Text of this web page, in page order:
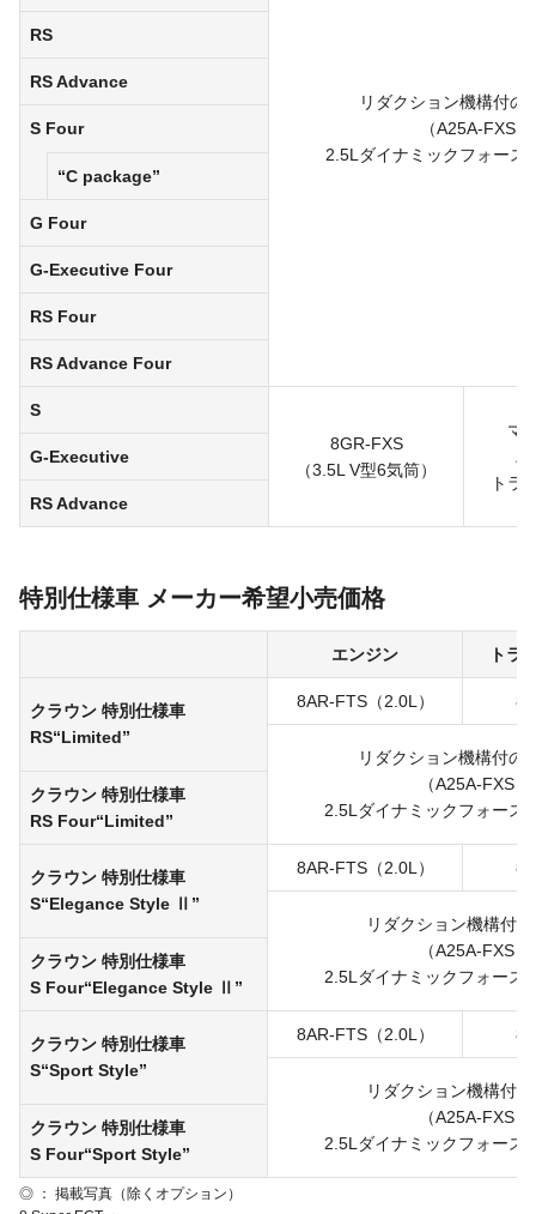
リダクション機構付
（A25A-FXS
2.5Lダイナミックフォース
RS
RS Advance
S Four
“C package”
G Four
G-Executive Four
RS Four
RS Advance Four
S
8GR-FXS
（3.5L V型6気筒）
マ
ハ
トラ
G-Executive
RS Advance
特別仕様車 メーカー希望小売価格
エンジン トラ
クラウン 特別仕様車
RS“Limited”
8AR-FTS（2.0L） 8
リダクション機構付の
（A25A-FXS
2.5Lダイナミックフォース
クラウン 特別仕様車
RS Four“Limited”
クラウン 特別仕様車
S“Elegance Style Ⅱ”
8AR-FTS（2.0L） 8
リダクション機構付
（A25A-FXS
2.5Lダイナミックフォース
クラウン 特別仕様車
S Four“Elegance Style Ⅱ”
クラウン 特別仕様車
S“Sport Style”
8AR-FTS（2.0L） 8
リダクション機構付
（A25A-FXS
2.5Lダイナミックフォース
クラウン 特別仕様車
S Four“Sport Style”
◎ ： 掲載写真（除くオプション）